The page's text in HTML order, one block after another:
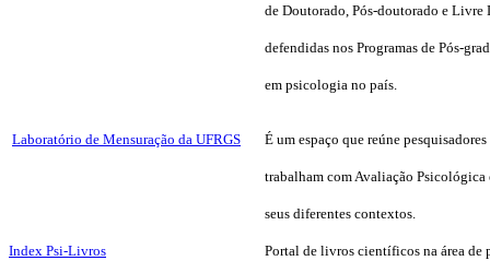
de Doutorado, Pós-doutorado e Livre
defendidas nos Programas de Pós-
em psicologia no país.
Laboratório de Mensuração da UFRGS É um espaço que reúne pesquisadores
trabalham com Avaliação Psicológica
seus diferentes contextos.
Index Psi-Livros
Portal de livros científicos na área de